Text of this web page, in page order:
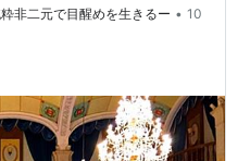
非二元で目醒めを生きるー • 10